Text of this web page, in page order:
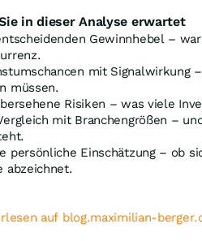
in dieser Analyse erwartet
Gewinnhebel –
mit
müssen.
Risiken – was viele
mit Branchengrößen –
persönliche Einschätzung – ob
abzeichnet.
auf blog.maximilian-